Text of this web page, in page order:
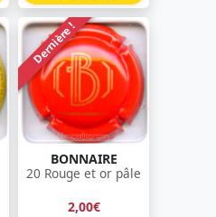
Dernière !
BONNAIRE
20 Rouge et or pâle
2,00€